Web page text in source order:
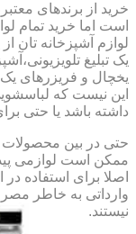
خرید از برندهای
است اما خرید تمام
لوازم آشپزخانه تان
یک تبلیغ
یخچال و فریزرهای یک
این نیست که
داشته باشد یا حتی
حتی در بین محصولات
ممکن است لوازمی
اصلا برای استفاده
وارداتی به خاطر
نیستند.